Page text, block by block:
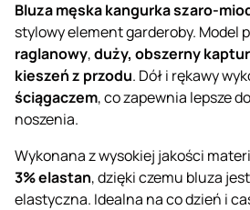
Bluza męska kangurka szaro-
stylowy element garderoby. Model
raglanowy,duży, obszerny kaptur
kieszeń z przodu. Dół i rękawy
ściągaczem, co zapewnia lepsze
noszenia.
Wykonana z wysokiej jakości
3% elastan, dzięki czemu bluza
elastyczna. Idealna na co dzień i